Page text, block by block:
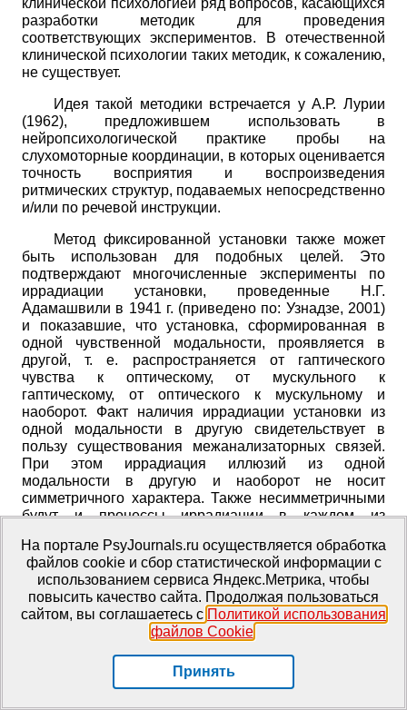
разработки методик для проведения
соответствующих экспериментов. В отечественной
клинической психологии таких методик, к сожалению,
не существует.
Идея такой методики встречается у А.Р. Лурии
(1962), предложившем использовать в
нейропсихологической практике пробы на
слухомоторные координации, в которых оценивается
точность восприятия и воспроизведения
ритмических структур, подаваемых непосредственно
и/или по речевой инструкции.
Метод фиксированной установки также может
быть использован для подобных целей. Это
подтверждают многочисленные эксперименты по
иррадиации установки, проведенные Н.Г.
Адамашвили в 1941 г. (приведено по: Узнадзе, 2001)
и показавшие, что установка, сформированная в
одной чувственной модальности, проявляется в
другой, т. е. распространяется от гаптического
чувства к оптическому, от мускульного к
гаптическому, от оптического к мускульному и
наоборот. Факт наличия иррадиации установки из
одной модальности в другую свидетельствует в
пользу существования межанализаторных связей.
При этом иррадиация иллюзий из одной
модальности в другую и наоборот не носит
симметричного характера. Также несимметричными
будут и процессы иррадиации в каждом из
полушария в другое. Метод «фиксированной
установки», а точнее, методики по формированию
фиксированных установок в разных модальностях (и
иррадиации фиксированных установок в разные
модальности) могут быть объединены в единый
комплекс методик для исследования внутри- и
межполушарных взаимодействий и использованы в
дальнейшем для диагностики состояния проводящих
путей головного мозга.
На портале PsyJournals.ru осуществляется обработка
файлов cookie и сбор статистической информации с
использованием сервиса Яндекс.Метрика, чтобы
повысить качество сайта. Продолжая пользоваться
сайтом, вы соглашаетесь с Политикой использования
файлов Cookie.
Принять